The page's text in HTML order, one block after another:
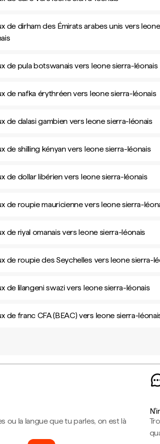
de dirham des Émirats arabes unis vers leone
de pula botswanais vers leone sierra-léonais
de nafka érythréen vers leone sierra-léonais
de dalasi gambien vers leone sierra-léonais
de shilling kényan vers leone sierra-léonais
de dollar libérien vers leone sierra-léonais
de roupie mauricienne vers leone sierra-
de riyal omanais vers leone sierra-léonais
de roupie des Seychelles vers leone sierra-
de lilangeni swazi vers leone sierra-léonais
de franc CFA (BEAC) vers leone sierra-
ou la langue que tu parles, on est là